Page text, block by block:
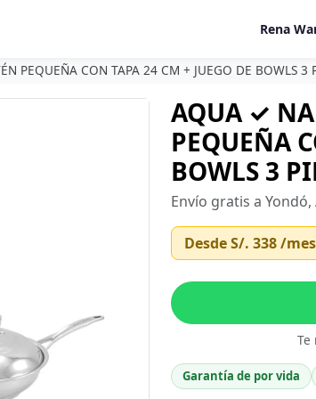
Rena
PEQUEÑA CON TAPA 24 CM + JUEGO DE BOWLS 3
AQUA ✓
PEQUEÑA
BOWLS 3
Envío gratis a
DesdeS/. 338/mes
Te
Garantía de por vida